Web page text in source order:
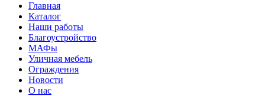
Главная
Каталог
Наши работы
Благоустройство
МАФы
Уличная мебель
Ограждения
Новости
О нас